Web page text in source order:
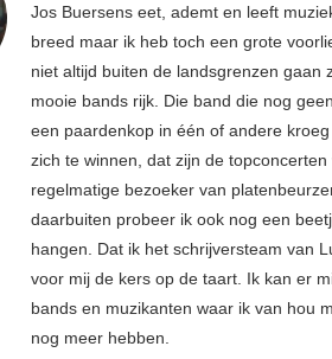
Jos Buersens eet, ademt en leeft
breed maar ik heb toch een grote
niet altijd buiten de landsgrenzen gaan
mooie bands rijk. Die band die nog
een paardenkop in één of andere
zich te winnen, dat zijn de
regelmatige bezoeker van
daarbuiten probeer ik ook nog een
hangen. Dat ik het schrijversteam van
voor mij de kers op de taart. Ik kan er
bands en muzikanten waar ik van hou
nog meer hebben.